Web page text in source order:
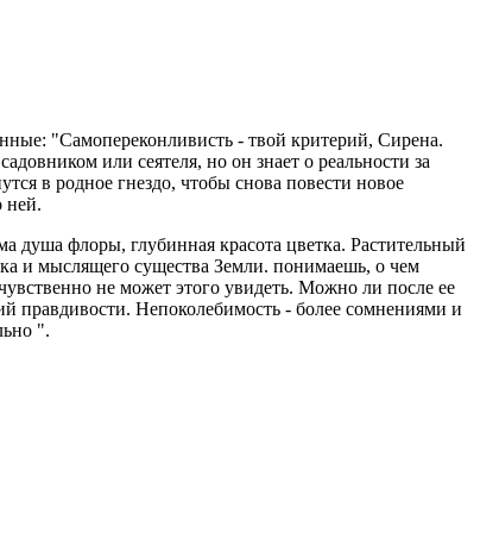
"Самопереконливисть - твой критерий, Сирена.
или сеятеля, но он знает о реальности за
в родное гнездо, чтобы снова повести новое
ней.
душа флоры, глубинная красота цветка. Растительный
и мыслящего существа Земли. понимаешь, о чем
не может этого увидеть. Можно ли после ее
правдивости. Непоколебимость - более сомнениями и
".